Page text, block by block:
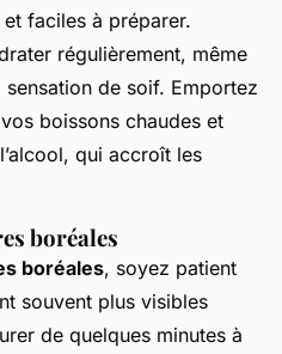
faciles à préparer.
régulièrement, même
de soif. Emportez
boissons chaudes et
qui accroît les
boréales
boréales, soyez patient
souvent plus visibles
de quelques minutes à